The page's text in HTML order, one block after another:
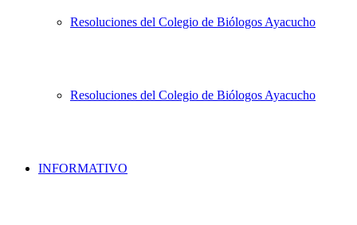
Resoluciones del Colegio de Biólogos Ayacucho
Resoluciones del Colegio de Biólogos Ayacucho
INFORMATIVO